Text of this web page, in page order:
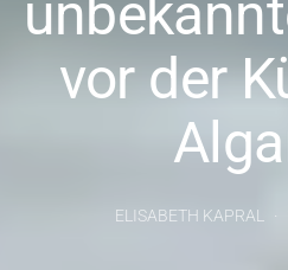
vor der
ELISABETH KAPRAL